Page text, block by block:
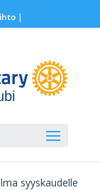
|
syyskaudelle